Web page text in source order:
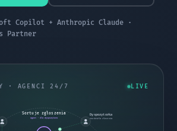
Copilot + Anthropic Claude ·
Partner
· AGENCI 24/7 LIVE
Dyspozytorka
rozdziela zlecenia
Sortuje zgłoszenia
agent · dla dyspozytora